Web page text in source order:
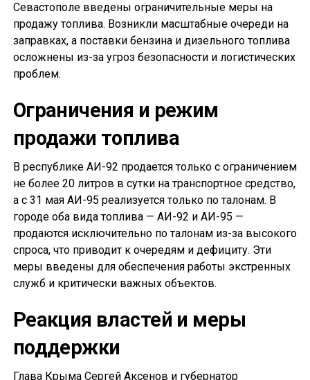
Севастополе введены ограничительные меры на
продажу топлива. Возникли масштабные очереди на
заправках, а поставки бензина и дизельного топлива
осложнены из-за угроз безопасности и логистических
проблем.
Ограничения и режим
продажи топлива
В республике АИ-92 продается только с ограничением
не более 20 литров в сутки на транспортное средство,
а с 31 мая АИ-95 реализуется только по талонам. В
городе оба вида топлива — АИ-92 и АИ-95 —
продаются исключительно по талонам из-за высокого
спроса, что приводит к очередям и дефициту. Эти
меры введены для обеспечения работы экстренных
служб и критически важных объектов.
Реакция властей и меры
поддержки
Глава Крыма Сергей Аксенов и губернатор